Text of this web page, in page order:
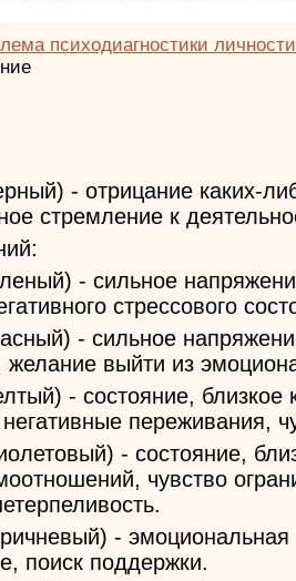
психодиагностики
- отрицание каких-
стремление к
- сильное
стрессового
- сильное
выйти из
- состояние, близкое
переживания,
- состояние,
чувство
- эмоциональная
поиск поддержки.